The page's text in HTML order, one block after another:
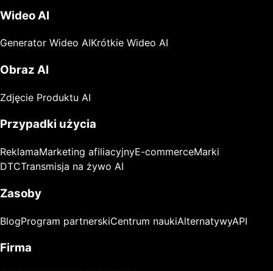
Wideo AI
Generator Wideo AIKrótkie Wideo AI
Obraz AI
Zdjęcie Produktu AI
Przypadki użycia
ReklamaMarketing afiliacyjnyE-commerceMarki
DTCTransmisja na żywo AI
Zasoby
BlogProgram partnerskiCentrum naukiAlternatywyAPI
Firma